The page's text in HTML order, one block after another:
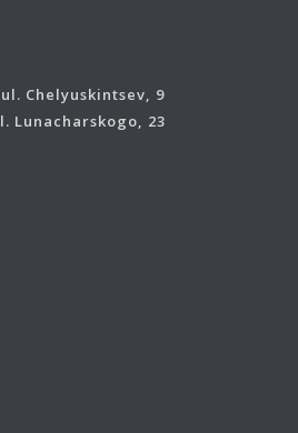
Chelyuskintsev, 9
Lunacharskogo, 23